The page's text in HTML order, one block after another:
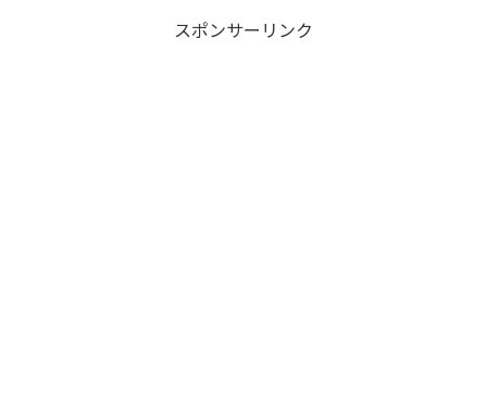
で約45分、さらにフェリーで10
で約45分、さらにフェリーで10
分ほどのホ...
スポンサーリンク